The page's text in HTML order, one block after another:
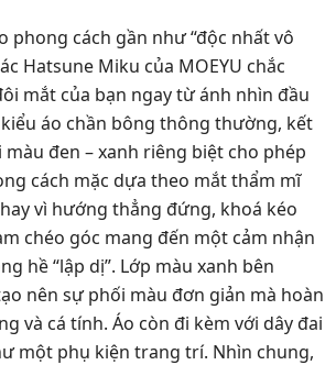
phong cách gần như “độc nhất vô
Hatsune Miku của MOEYU chắc
mắt của bạn ngay từ ánh nhìn đầu
áo chần bông thông thường, kết
màu đen – xanh riêng biệt cho phép
cách mặc dựa theo mắt thẩm mĩ
vì hướng thẳng đứng, khoá kéo
chéo góc mang đến một cảm nhận
hề “lập dị”. Lớp màu xanh bên
nên sự phối màu đơn giản mà hoàn
và cá tính. Áo còn đi kèm với dây đai
một phụ kiện trang trí. Nhìn chung,